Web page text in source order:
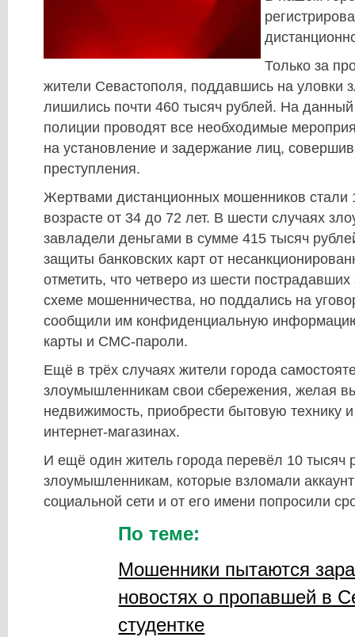
Только за
жители Севастополя, поддавшись на уловки
лишились почти 460 тысяч рублей. На
полиции проводят все необходимые
на установление и задержание лиц,
преступления.
Жертвами дистанционных мошенников стали
возрасте от 34 до 72 лет. В шести случаях
завладели деньгами в сумме 415 тысяч
защиты банковских карт от
отметить, что четверо из шести
схеме мошенничества, но поддались на
сообщили им конфиденциальную
карты и СМС-пароли.
Ещё в трёх случаях жители города
злоумышленникам свои сбережения, желая
недвижимость, приобрести бытовую технику
интернет-магазинах.
И ещё один житель города перевёл 10 тысяч
злоумышленникам, которые взломали аккаунт
социальной сети и от его имени попросили
По теме:
Мошенники пытаются
новостях о пропавшей в
студентке